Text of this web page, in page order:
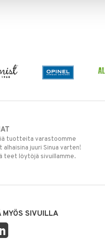
tuotteita varastoomme
alhaisina juuri Sinua varten!
teet löytöjä sivuillamme.
MYÖS SIVUILLA